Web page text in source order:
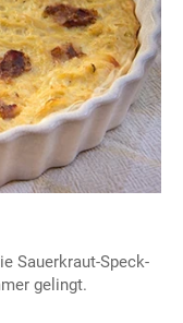
Sauerkraut-Speck-
gelingt.